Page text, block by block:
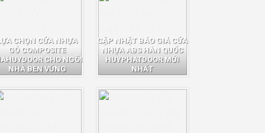
CHỌN CỬA NHỰA
GỖ COMPOSITE
CHO NGÔI
NHÀ BỀN VỮNG
CẬP NHẬT BÁO GIÁ CỬA
NHỰA ABS HÀN QUỐC
HUYPHATDOOR MỚI
NHẤT